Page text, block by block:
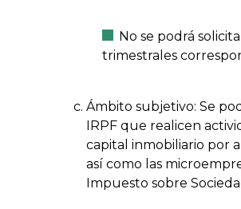
No se podrá
trimestrales
Ámbito subjetivo: Se
IRPF que realicen
capital inmobiliario por
así como las
Impuesto sobre